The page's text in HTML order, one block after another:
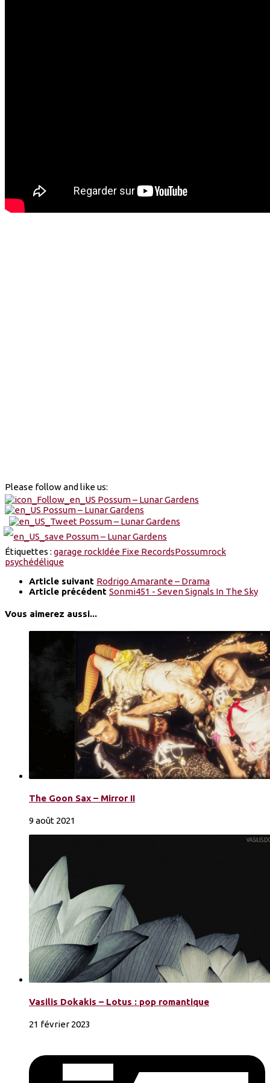
Please follow and like us:
Étiquettes : garage rockIdée Fixe RecordsPossumrock
psychédélique
Article suivant Rodrigo Amarante – Drama
Article précédent Sonmi451 - Seven Signals In The Sky
Vous aimerez aussi...
The Goon Sax – Mirror II
9 août 2021
Vasilis Dokakis – Lotus : pop romantique
21 février 2023